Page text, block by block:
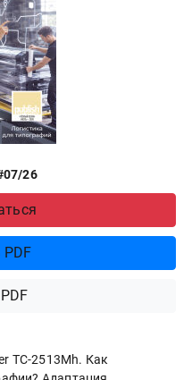
26
PDF
ТС-2513Mh. Как